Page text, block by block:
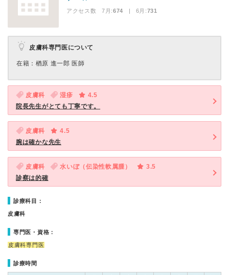
アクセス数 7月:674 | 6月:731
皮膚科専門医について
在籍：楢原 進一郎 医師
皮膚科 湿疹
4.5
院長先生がとても丁寧です。
皮膚科
4.5
腕は確かな先生
皮膚科 水いぼ（伝染性軟属腫）
3.5
診察は的確
診療科目：
皮膚科
専門医・資格：
皮膚科専門医
診療時間